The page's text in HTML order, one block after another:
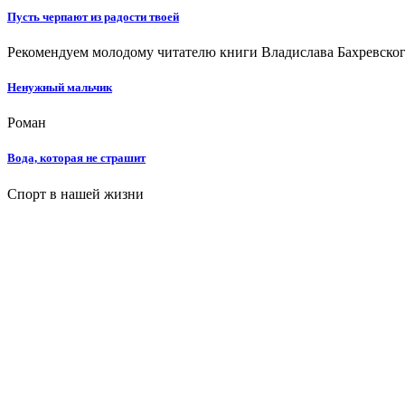
Пусть черпают из радости твоей
Рекомендуем молодому читателю книги Владислава
Ненужный мальчик
Роман
Вода, которая не страшит
Спорт в нашей жизни